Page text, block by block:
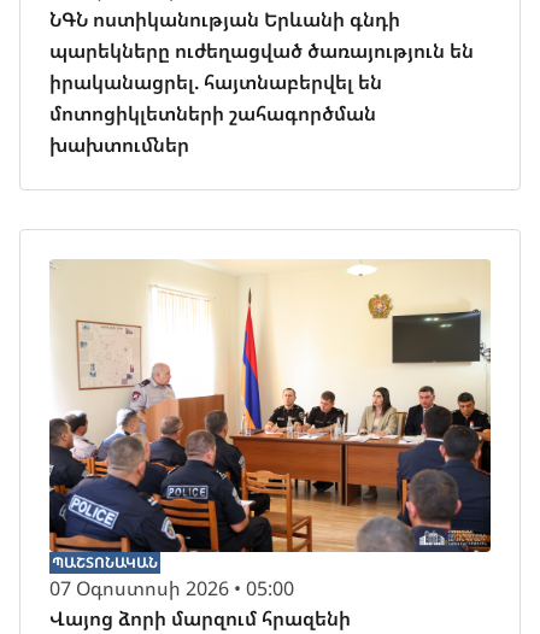
ՆԳՆ ոստիկանության Երևանի գնդի
պարեկները ուժեղացված ծառայություն են
իրականացրել. հայտնաբերվել են
մոտոցիկլետների շահագործման
խախտումներ
ՊԱՇՏՈՆԱԿԱՆ
07 Օգոստոսի 2026 • 05:00
Վայոց ձորի մարզում հրազենի